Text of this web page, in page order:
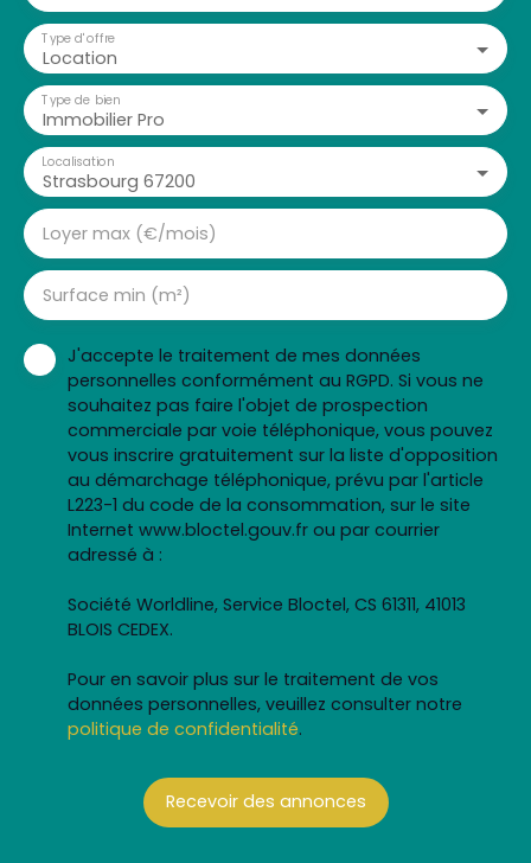
Location
Type d'offre
Immobilier Pro
Type de bien
Strasbourg 67200
Localisation
Loyer max (€/mois)
Surface min (m²)
J'accepte le traitement de mes données
personnelles conformément au RGPD. Si vous ne
souhaitez pas faire l'objet de prospection
commerciale par voie téléphonique, vous pouvez
vous inscrire gratuitement sur la liste d'opposition
au démarchage téléphonique, prévu par l'article
L223-1 du code de la consommation, sur le site
Internet www.bloctel.gouv.fr ou par courrier
adressé à :
Société Worldline, Service Bloctel, CS 61311, 41013
BLOIS CEDEX.
Pour en savoir plus sur le traitement de vos
données personnelles, veuillez consulter notre
politique de confidentialité.
Recevoir des annonces